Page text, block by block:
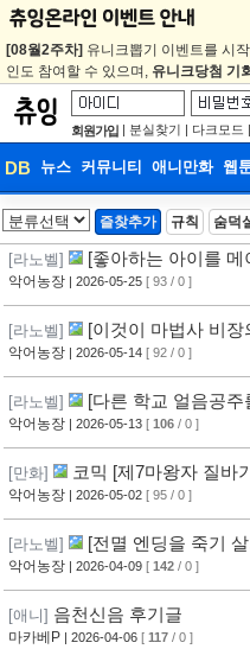
[08월2주차] 유니크뽑기 이벤트를 시
인도 참여할 수 있으며, 유니크당첨 기회
회원가입 | 분실찾기 | 다크모드 |
DB 뉴스 커뮤니티 애니만화 웹
DB 뉴스
웹툰 이미지
즐찾추가 규칙 숨덕
[라노벨]
[좋아하는 아이를 메
가 하고 있다] 1권 후기
악어농장 | 2026-05-25 [ 93 / 0 ]
[라노벨] [이것이 마법사 비장
악어농장 | 2026-05-14 [ 92 / 0 ]
[라노벨]
[다른 학교 얼음공주
었습니다] 1권 후기
악어농장 | 2026-05-13 [ 106 / 0 ]
[만화] 코믹 [제7마왕자 질바
악어농장 | 2026-05-02 [ 95 / 0 ]
[라노벨]
[전멸 엔딩을 죽기
권 후기
악어농장 | 2026-04-09 [ 142 / 0 ]
[애니] 음천신음 후기글
마카베P | 2026-04-06 [ 117 / 0 ]